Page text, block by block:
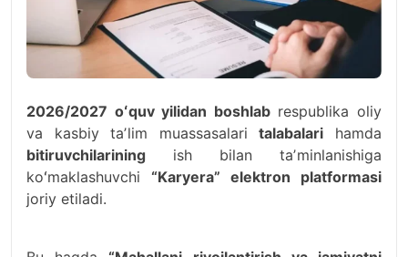
2026/2027 oʻquv yilidan boshlabrespublika oliy
va kasbiy taʼlim muassasalaritalabalari hamda
bitiruvchilarining ish bilan taʼminlanishiga
koʻmaklashuvchi “Karyera” elektron platformasi
joriy etiladi.